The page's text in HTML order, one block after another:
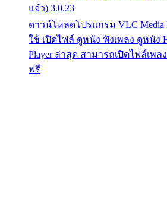
แจ๋ว) 3.0.23
ดาวน์โหลดโปรแกรม VLC Media
ใช้ เปิดไฟล์ ดูหนัง ฟังเพลง ดูหนัง
Player ล่าสุด สามารถเปิดไฟล์เพล
ฟรี